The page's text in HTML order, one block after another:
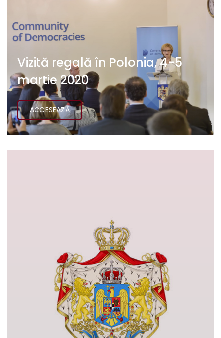
Vizită regală în Polonia, 4-5
martie 2020
ACCESEAZĂ